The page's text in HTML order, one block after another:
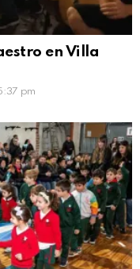
en Villa
pm